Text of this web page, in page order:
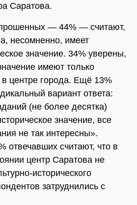
Саратова.
— 44% — считают,
несомненно, имеет
значение. 34% уверены,
имеют только
центре города. Ещё 13%
вариант ответа:
(не более десятка)
значение, все
не так интересны».
отвечавших считают, что в
центр Саратова не
исторического
затруднились с